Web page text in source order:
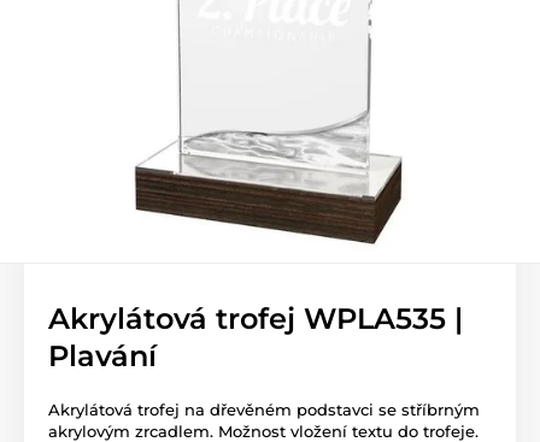
Akrylátová trofej WPLA535 |
Plavání
Akrylátová trofej na dřevěném podstavci se stříbrným
akrylovým zrcadlem. Možnost vložení textu do trofeje.